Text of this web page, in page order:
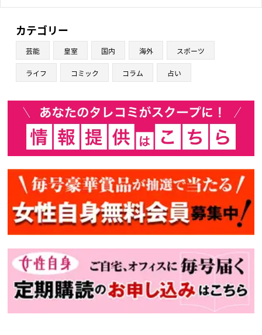
カテゴリー
芸能 皇室 国内 海外 スポーツ
ライフ コミック コラム 占い